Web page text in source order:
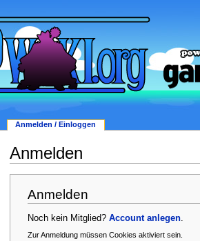
Anmelden
Anmelden
Noch kein Mitglied?Account anlegen
Zur Anmeldung müssen Cookies aktiviert sein.
Anmelden / Einloggen